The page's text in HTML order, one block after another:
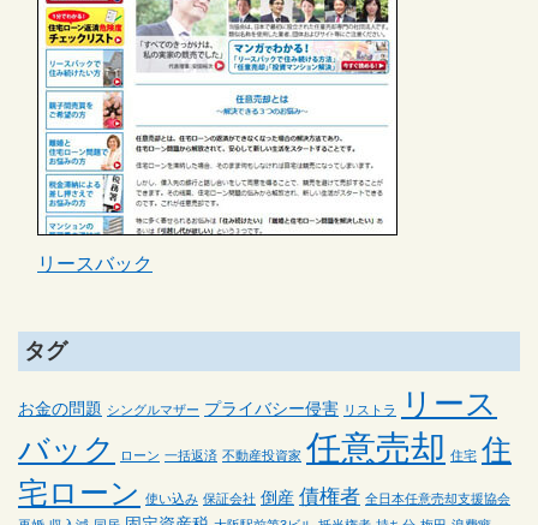
リースバック
タグ
お金の問題 シングルマザー プライバシー侵害 リストラ
リース
バック
ローン 一括返済 不動産投資家 任意売却 住宅 住
宅ローン 使い込み 保証会社 倒産 債権者 全日本任意売却支援協会